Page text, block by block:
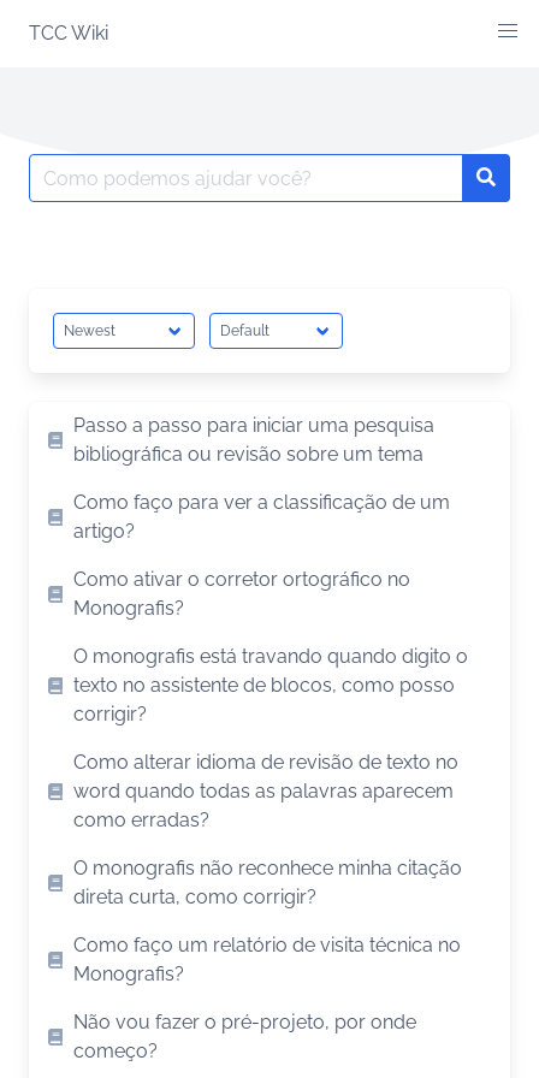
TCC Wiki
Search
for:
Passo a passo para iniciar uma pesquisa
bibliográfica ou revisão sobre um tema
Como faço para ver a classificação de um
artigo?
Como ativar o corretor ortográfico no
Monografis?
O monografis está travando quando digito o
texto no assistente de blocos, como posso
corrigir?
Como alterar idioma de revisão de texto no
word quando todas as palavras aparecem
como erradas?
O monografis não reconhece minha citação
direta curta, como corrigir?
Como faço um relatório de visita técnica no
Monografis?
Não vou fazer o pré-projeto, por onde
começo?